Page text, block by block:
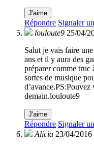
J'aime
Répondre Signaler
louloute9 25/04/
Salut je vais faire
ans et il y aura des
préparer comme truc
sortes de musique
d’avance.PS:Pouvez
demain.louloute9
J'aime
Répondre Signaler
Alicia 23/04/2016